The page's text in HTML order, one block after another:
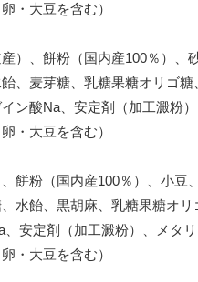
・大豆を含む）
）、餅粉（国内産100％）、
、麦芽糖、乳糖果糖オリゴ
ン酸Na、安定剤（加工澱粉
・大豆を含む）
餅粉（国内産100％）、小豆
水飴、黒胡麻、乳糖果糖オ
、安定剤（加工澱粉）、メタ
・大豆を含む）